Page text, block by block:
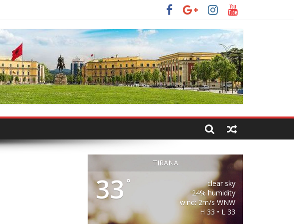
TIRANA
33 °
clear sky
24% humidity
wind: 2m/s WNW
H 33 • L 33